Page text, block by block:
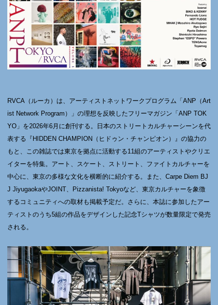
RVCA（ルーカ）は、アーティストネットワークプログラム「ANP（Art
ist Network Program）」の理想を反映したフリーマガジン「ANP TOK
YO」を2026年6月に創刊する。日本のストリートカルチャーシーンを代
表する『HIDDEN CHAMPION（ヒドゥン・チャンピオン）』の協力の
もと、この雑誌では東京を拠点に活動する11組のアーティストやクリエ
イターを特集。アート、スケート、ストリート、ファイトカルチャーを
中心に、東京の多様な文化を横断的に紹介する。また、Carpe Diem BJ
J JiyugaokaやJOINT、Pizzanista! Tokyoなど、東京カルチャーを象徴
するコミュニティへの取材も掲載予定だ。さらに、本誌に参加したアー
ティストのうち5組の作品をデザインした記念Tシャツが数量限定で発売
される。